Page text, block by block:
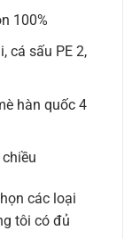
100%
cá sấu PE 2,
hàn quốc 4
các loại
tôi có đủ